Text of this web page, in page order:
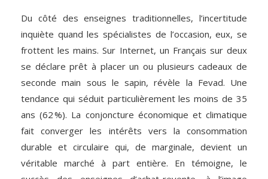
Du côté des enseignes traditionnelles, l’incertitude
inquiète quand les spécialistes de l’occasion, eux, se
frottent les mains. Sur Internet, un Français sur deux
se déclare prêt à placer un ou plusieurs cadeaux de
seconde main sous le sapin, révèle la Fevad. Une
tendance qui séduit particulièrement les moins de 35
ans (62 %). La conjoncture économique et climatique
fait converger les intérêts vers la consommation
durable et circulaire qui, de marginale, devient un
véritable marché à part entière. En témoigne, le